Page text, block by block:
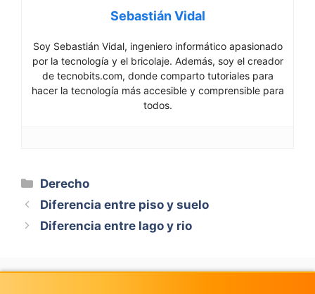
Sebastián Vidal
Soy Sebastián Vidal, ingeniero informático apasionado
por la tecnología y el bricolaje. Además, soy el creador
de tecnobits.com, donde comparto tutoriales para
hacer la tecnología más accesible y comprensible para
todos.
Categorías
Derecho
Diferencia entre piso y suelo
Diferencia entre lago y rio